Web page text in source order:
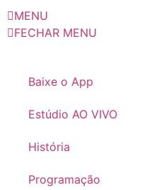
MENU
FECHAR MENU
Baixe o App
Estúdio AO VIVO
História
Programação